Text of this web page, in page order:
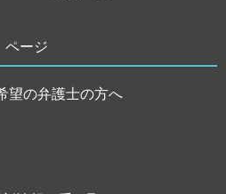
ページ
望の弁護士の方へ